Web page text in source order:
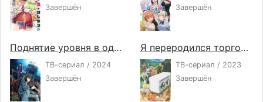
Завершён
Завершён
Поднятие уровня в одиночку
ТВ-сериал / 2024
Завершён
Я переродился торговым автоматом и скитаюсь по лабиринту
ТВ-сериал / 2023
Завершён